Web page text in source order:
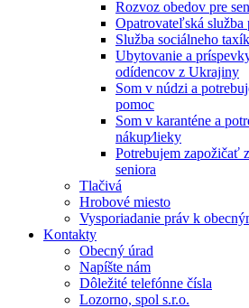
Rozvoz obedov pre
Opatrovateľská služba
Služba sociálneho
Ubytovanie a
odídencov z Ukrajiny
Som v núdzi a
pomoc
Som v karanténe a
nákup⁄lieky
Potrebujem zapožičať
seniora
Tlačivá
Hrobové miesto
Vysporiadanie práv k
Kontakty
Obecný úrad
Napíšte nám
Dôležité telefónne čísla
Lozorno, spol s.r.o.